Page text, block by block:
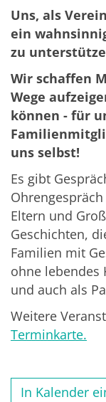
Uns, als
ein
zu
Wir schaffen
Wege
können - für
uns selbst!
Es gibt
Eltern und
Geschichten,
Familien mit
ohne lebendes
und auch als
Weitere
Terminkarte.
In Kalender